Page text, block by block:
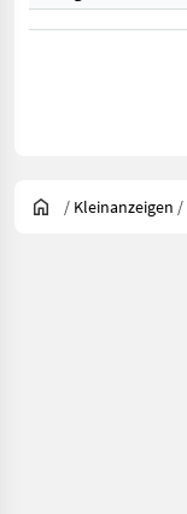
/ Kleinanzeigen /